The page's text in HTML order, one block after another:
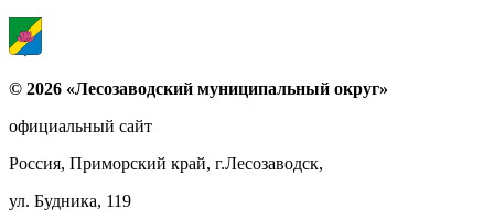
© 2026 «Лесозаводский муниципальный округ»
официальный сайт
Россия, Приморский край, г.Лесозаводск,
ул. Будника, 119